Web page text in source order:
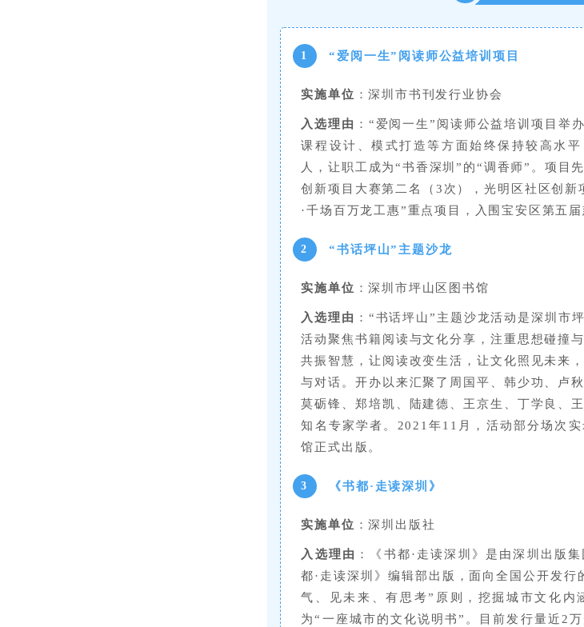
1 “爱阅一生”阅读师公益培训项目
实施单位 ：深圳市书刊发行业协会
入选理由 ：“爱阅一生”阅读师公益培训项目举
课程设计、模式打造等方面始终保持较高水
人，让职工成为“书香深圳”的“调香师”。项目
创新项目大赛第二名（3次），光明区社区创新
·千场百万龙工惠”重点项目，入围宝安区第五届
2 “书话坪山”主题沙龙
实施单位 ：深圳市坪山区图书馆
入选理由 ：“书话坪山”主题沙龙活动是深圳市
活动聚焦书籍阅读与文化分享，注重思想碰撞
共振智慧，让阅读改变生活，让文化照见未来
与对话。开办以来汇聚了周国平、韩少功、卢
莫砺锋、郑培凯、陆建德、王京生、丁学良、
知名专家学者。2021年11月，活动部分场次
馆正式出版。
3 《书都·走读深圳》
实施单位 ：深圳出版社
入选理由 ：《书都·走读深圳》是由深圳出版
都·走读深圳》编辑部出版，面向全国公开发行
气、见未来、有思考”原则，挖掘城市文化内
为“一座城市的文化说明书”。目前发行量近2